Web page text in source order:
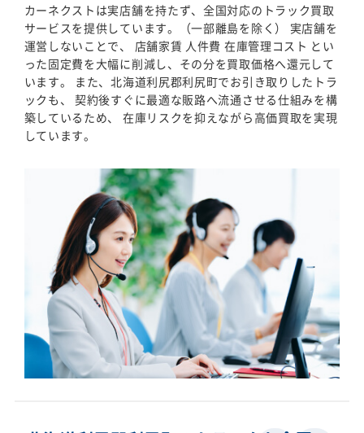
カーネクストは実店舗を持たず、全国対応のトラック買取
サービスを提供しています。（一部離島を除く） 実店舗を
運営しないことで、 店舗家賃 人件費 在庫管理コスト とい
った固定費を大幅に削減し、その分を買取価格へ還元して
います。 また、北海道利尻郡利尻町でお引き取りしたトラ
ックも、 契約後すぐに最適な販路へ流通させる仕組みを構
築しているため、 在庫リスクを抑えながら高価買取を実現
しています。